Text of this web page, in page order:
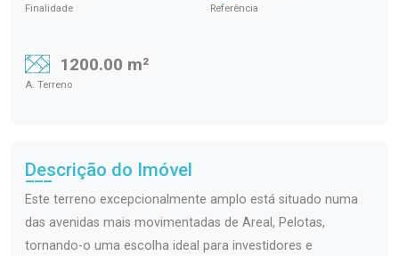
Finalidade Referência
1200.00 m²
A. Terreno
Descrição do Imóvel
Este terreno excepcionalmente amplo está situado numa
das avenidas mais movimentadas de Areal, Pelotas,
tornando-o uma escolha ideal para investidores e